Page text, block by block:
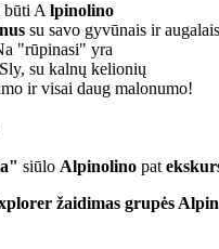
būti A lpinolino
su savo gyvūnais ir augalais
"rūpinasi" yra
su kalnų kelionių
ir visai daug malonumo!
siūlo Alpinolino pat